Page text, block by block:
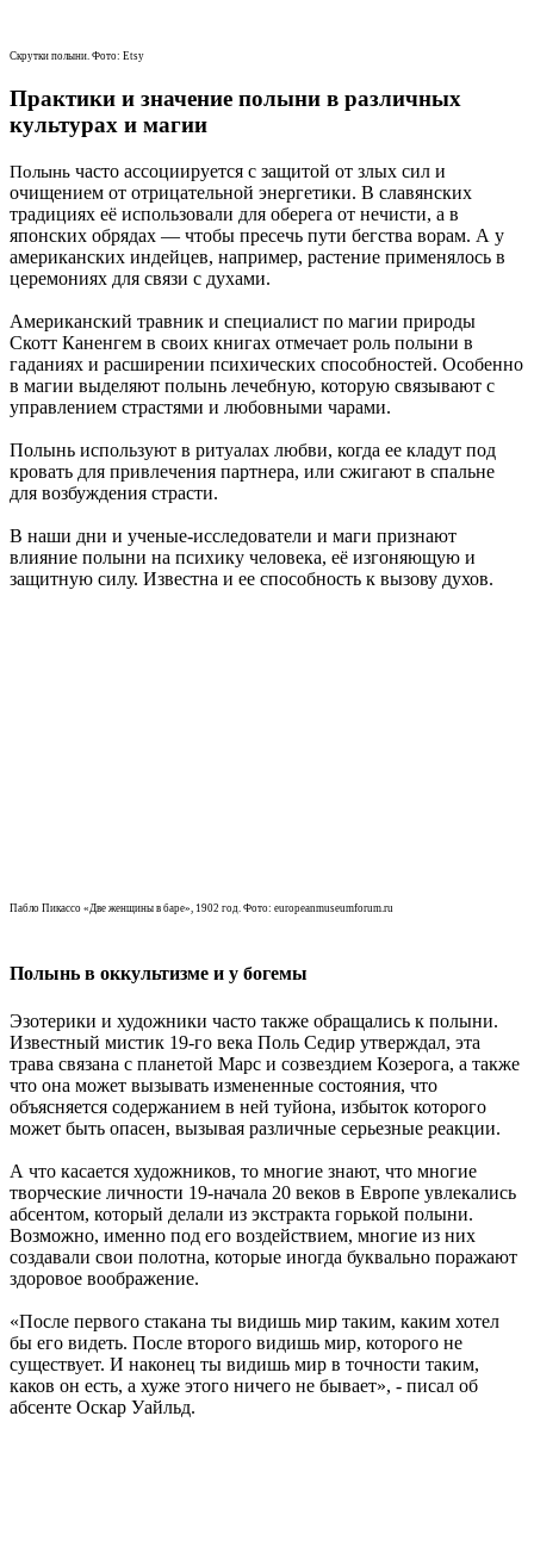
Скрутки полыни. Фото: Etsy
Практики и значение полыни в различных
культурах и магии
Полынь часто ассоциируется с защитой от злых сил и
очищением от отрицательной энергетики. В славянских
традициях её использовали для оберега от нечисти, а в
японских обрядах — чтобы пресечь пути бегства ворам. А у
американских индейцев, например, растение применялось в
церемониях для связи с духами.
Американский травник и специалист по магии природы
Скотт Каненгем в своих книгах отмечает роль полыни в
гаданиях и расширении психических способностей. Особенно
в магии выделяют полынь лечебную, которую связывают с
управлением страстями и любовными чарами.
Полынь используют в ритуалах любви, когда ее кладут под
кровать для привлечения партнера, или сжигают в спальне
для возбуждения страсти.
В наши дни и ученые-исследователи и маги признают
влияние полыни на психику человека, её изгоняющую и
защитную силу. Известна и ее способность к вызову духов.
Пабло Пикассо «Две женщины в баре», 1902 год. Фото: europeanmuseumforum.ru
Полынь в оккультизме и у богемы
Эзотерики и художники часто также обращались к полыни.
Известный мистик 19-го века Поль Седир утверждал, эта
трава связана с планетой Марс и созвездием Козерога, а также
что она может вызывать измененные состояния, что
объясняется содержанием в ней туйона, избыток которого
может быть опасен, вызывая различные серьезные реакции.
А что касается художников, то многие знают, что многие
творческие личности 19-начала 20 веков в Европе увлекались
абсентом, который делали из экстракта горькой полыни.
Возможно, именно под его воздействием, многие из них
создавали свои полотна, которые иногда буквально поражают
здоровое воображение.
«После первого стакана ты видишь мир таким, каким хотел
бы его видеть. После второго видишь мир, которого не
существует. И наконец ты видишь мир в точности таким,
каков он есть, а хуже этого ничего не бывает», - писал об
абсенте Оскар Уайльд.